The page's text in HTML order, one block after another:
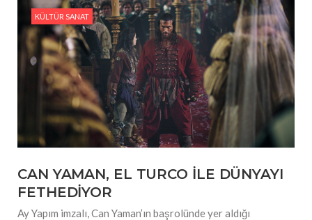
#Güzellik Rutinlerinde Bahar Etkisi Boyner’de
#Tarihin İzlerini Modaya Taşıyan Tasarımcı, NİYAZİ
ERDOĞAN
KÜLTÜR SANAT
CAN YAMAN, EL TURCO İLE DÜNYAYI
FETHEDİYOR
Ay Yapım imzalı, Can Yaman’ın başrolünde yer aldığı